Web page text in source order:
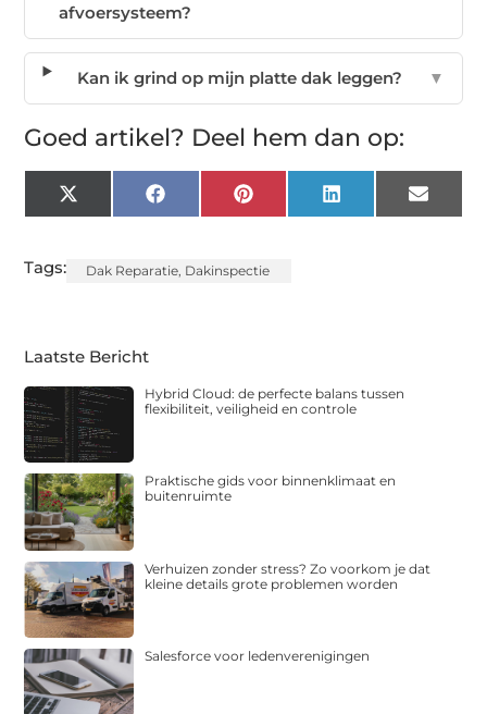
afvoersysteem?
Kan ik grind op mijn platte dak leggen? ▼
Goed artikel? Deel hem dan op:
X
(Twitter)
FacebookPinterest LinkedIn Email
Tags: Dak Reparatie Dakinspectie
Laatste Bericht
Hybrid Cloud: de perfecte balans tussen
flexibiliteit, veiligheid en controle
Praktische gids voor binnenklimaat en
buitenruimte
Verhuizen zonder stress? Zo voorkom je dat
kleine details grote problemen worden
Salesforce voor ledenverenigingen